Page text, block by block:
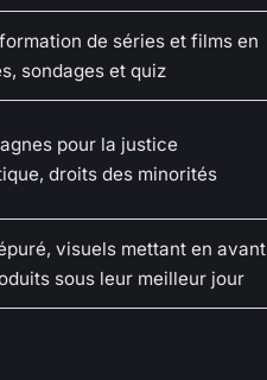
de séries et films en
sondages et quiz
pour la justice
droits des minorités
visuels mettant en avant
sous leur meilleur jour